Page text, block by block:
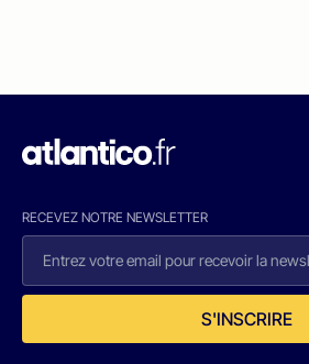
RECEVEZ NOTRE NEWSLETTER
S'INSCRIRE